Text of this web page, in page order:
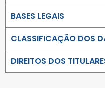
BASES LEGAIS
CLASSIFICAÇÃO DOS
DIREITOS DOS